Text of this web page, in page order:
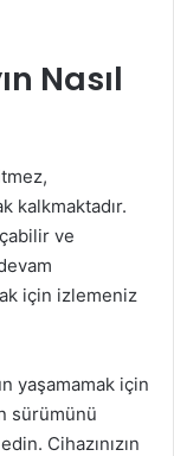
Nasıl
kalkmaktadır.
ve
için izlemeniz
yaşamamak için
sürümünü
Cihazınızın